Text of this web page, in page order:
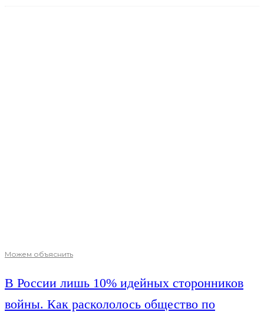
Можем объяснить
В России лишь 10% идейных сторонников
войны. Как раскололось общество по